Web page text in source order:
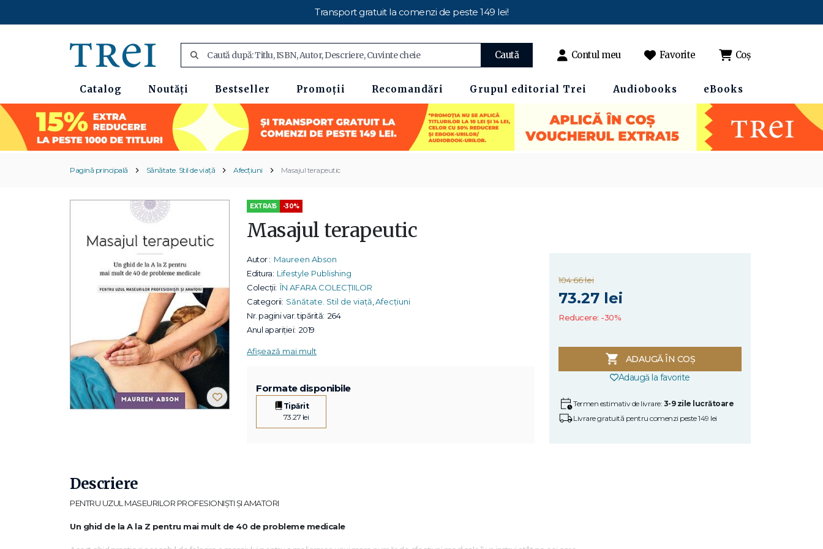
Transport gratuit la comenzi de peste 149 lei!
Caută Contul meu Favorite Coș
Catalog Noutăți Bestseller Promoții Recomandări Grupul editorial Trei Audiobooks eBooks
Pagină principală Sănătate. Stil de viață Afecțiuni Masajul terapeutic
EXTRA15 -30%
Masajul terapeutic
Autor : Maureen Abson
Editura: Lifestyle Publishing
Colecții: ÎN AFARA COLECȚIILOR
Categorii: Sănătate. Stil de viață Afecțiuni
Nr. pagini var. tipărită: 264
Anul apariției: 2019
Afișează mai mult
Formate disponibile
Tipărit
73.27 lei
104.66 lei
73.27 lei
Reducere: -30%
ADAUGĂ ÎN COȘ
Adaugă la favorite
Termen estimativ de livrare: 3-9 zile lucrătoare
Livrare gratuită pentru comenzi peste 149 lei
Descriere
PENTRU UZUL MASEURILOR PROFESIONIȘTI ȘI AMATORI
Un ghid de la A la Z pentru mai mult de 40 de probleme medicale